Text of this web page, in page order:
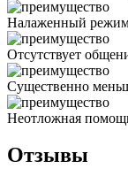
Налаженный режим
Отсутствует
Существенно
Неотложная
Отзывы